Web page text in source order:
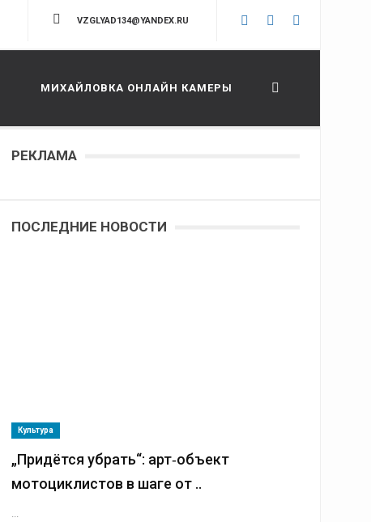
VZGLYAD134@YANDEX.RU
МИХАЙЛОВКА ОНЛАЙН КАМЕРЫ
РЕКЛАМА
ПОСЛЕДНИЕ НОВОСТИ
Культура
„Придётся убрать“: арт‑объект
мотоциклистов в шаге от ..
...